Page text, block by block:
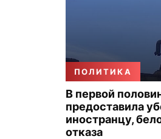
ПОЛИТИКА
В первой
предоставила
иностранцу,
отказа